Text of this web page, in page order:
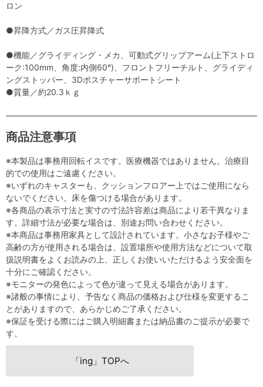
ロン
●昇降方式／ガス圧昇降式
●機能／グライディング・メカ、可動式グリップアーム(上下ストロ
ーク:100mm、角度:内側60°)、フロントフリーチルト、グライディ
ングストッパー、3Dポスチャーサポートシート
●質量／約20.3ｋｇ
商品注意事項
※本製品は事務用回転イスです。医療機器ではありません。治療目
的での使用はご遠慮ください。
※いずれのキャスターも、クッションフロアー上ではご使用になら
ないでください。床を傷つける場合があります。
※各商品の表示寸法と実寸の寸法許容差は商品により若干異なりま
す。詳細寸法が必要な場合は、別途お問い合わせください。
※本商品は事務用家具として設計されています。小さなお子様やご
高齢の方が使用される場合は、設置場所や使用方法などについて取
扱説明書をよくお読みの上、正しくお使いいただけるよう安全面を
十分にご確認ください。
※モニターの発色によって色が違って見える場合があります。
※諸般の事情により、予告なく商品の価格および仕様を変更するこ
とがありますので、あらかじめご了承ください。
※保証を受ける際にはご購入明細書または納品書のご提示が必要で
す。
「ing」TOPへ